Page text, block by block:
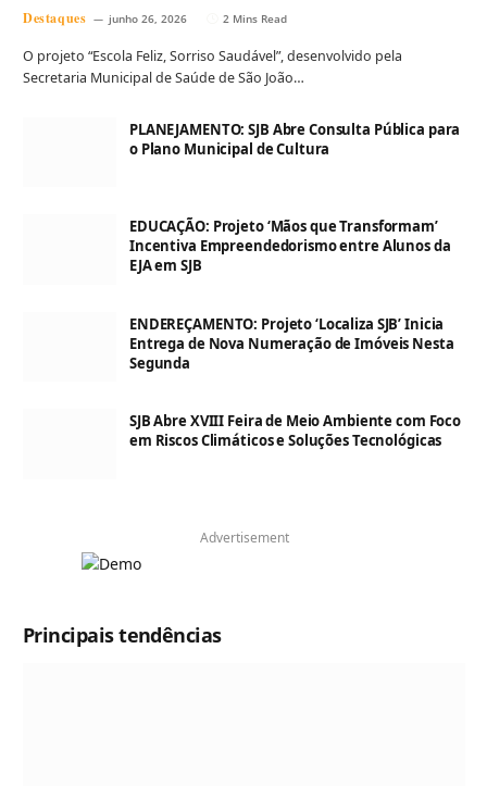
Destaques junho 26, 2026 2 Mins Read
O projeto “Escola Feliz, Sorriso Saudável”, desenvolvido pela
Secretaria Municipal de Saúde de São João…
PLANEJAMENTO: SJB Abre Consulta Pública para
o Plano Municipal de Cultura
EDUCAÇÃO: Projeto ‘Mãos que Transformam’
Incentiva Empreendedorismo entre Alunos da
EJA em SJB
ENDEREÇAMENTO: Projeto ‘Localiza SJB’ Inicia
Entrega de Nova Numeração de Imóveis Nesta
Segunda
SJB Abre XVIII Feira de Meio Ambiente com Foco
em Riscos Climáticos e Soluções Tecnológicas
Advertisement
Principais tendências